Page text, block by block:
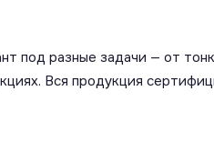
под разные задачи — от
Вся продукция